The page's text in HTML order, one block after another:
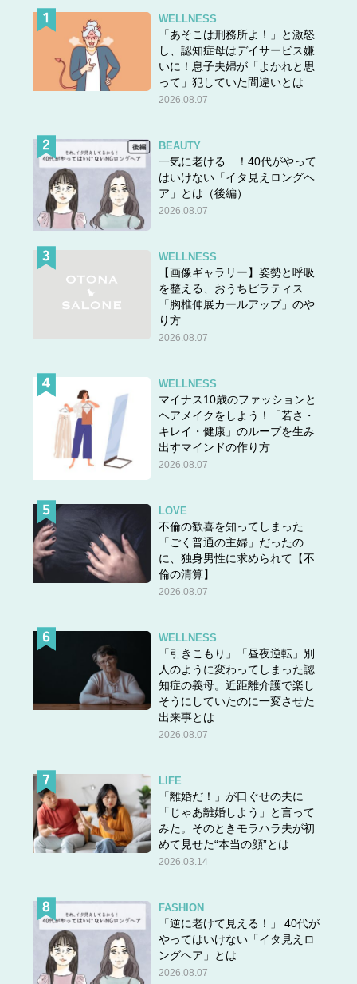
一見するとヘアスタイル自体はフツーのショートヘア。で
すが、レイヤーを入れたショートヘアは髪が伸びるとスタ
ままでも変ではないのですが、レイヤーが伸びた分だけ間
伸びした印象になるので、何のアレンジもしないと少し老
けた印象にうつりやすいです。
とくに注意したいのは襟足が伸びてしまったショートボブ
スタイル。カット仕立ての時は後頭部に美しい丸みのある
月以上経つとどんどん襟足が伸びていきます。
そのまま髪の毛を伸ばすにしても、襟足が伸びてきた段階
で手直しのために整えたほうが良さそうです。もしくは、
すぐに美容院に行けない場合は襟足の伸び具合が目立たな
いよう、毛先を巻くなどして襟足への注目を分散させるこ
ショートこそ油断大敵！
ショートヘアは楽ちん便利。そんなイメージが強いとヘア
全体の仕上がりがまとまっているかのチェックは必要で
す。ぜひ、気づいた時に見直しをかけてみてくださいね。
WELLNESS
「あそこは刑務所よ！」と激怒
し、認知症母はデイサービス嫌
いに！息子夫婦が「よかれと思
って」犯していた間違いとは
2026.08.07
BEAUTY
一気に老ける…！40代がやって
はいけない「イタ見えロングヘ
ア」とは（後編）
2026.08.07
WELLNESS
【画像ギャラリー】姿勢と呼吸
を整える、おうちピラティス
「胸椎伸展カールアップ」のや
り方
2026.08.07
WELLNESS
マイナス10歳のファッションと
ヘアメイクをしよう！「若さ・
キレイ・健康」のループを生み
出すマインドの作り方
2026.08.07
LOVE
不倫の歓喜を知ってしまった…
「ごく普通の主婦」だったの
に、独身男性に求められて【不
倫の清算】
2026.08.07
WELLNESS
「引きこもり」「昼夜逆転」別
人のように変わってしまった認
知症の義母。近距離介護で楽し
そうにしていたのに一変させた
出来事とは
2026.08.07
LIFE
「離婚だ！」が口ぐせの夫に
「じゃあ離婚しよう」と言って
みた。そのときモラハラ夫が初
めて見せた“本当の顔”とは
2026.03.14
FASHION
「逆に老けて見える！」 40代が
やってはいけない「イタ見えロ
ングヘア」とは
2026.08.07